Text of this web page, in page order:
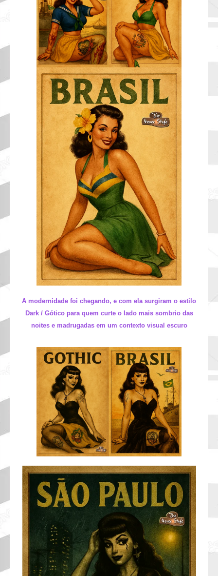
A modernidade foi chegando, e com ela surgiram o estilo
Dark / Gótico para quem curte o lado mais sombrio das
noites e madrugadas em um contexto visual escuro